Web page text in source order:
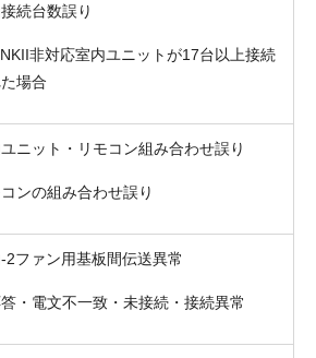
続台数誤り
非対応室内ユニットが17台以上接続
場合
ニット・リモコン組み合わせ誤り
コンの組み合わせ誤り
2ファン用基板間伝送異常
・電文不一致・未接続・接続異常